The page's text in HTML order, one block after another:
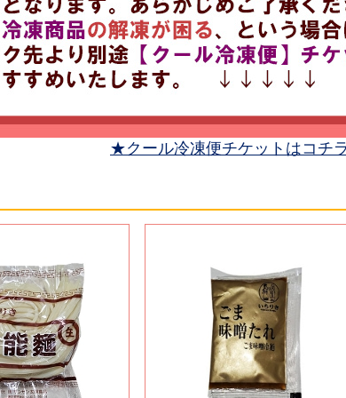
★クール冷凍便チケットはコチ